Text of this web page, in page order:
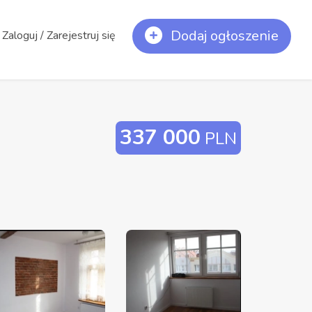
/ Zarejestruj się Dodaj ogłoszenie
337 000 PLN